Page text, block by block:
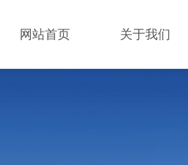
网站首页 关于我们